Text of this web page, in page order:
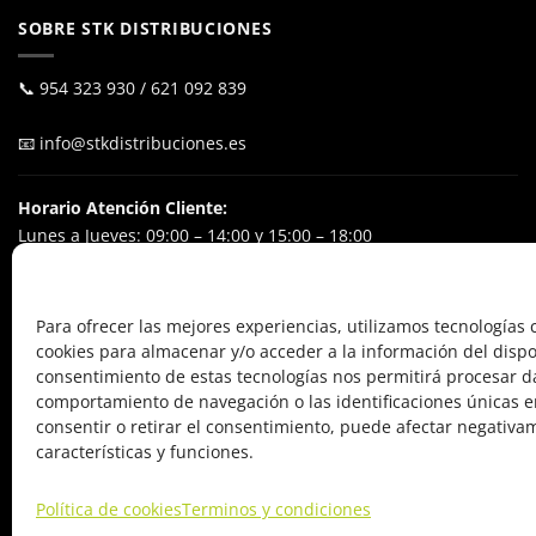
Para ofrecer las mejores experiencias, utilizamos tecnologías
cookies para almacenar y/o acceder a la información del
consentimiento de estas tecnologías nos permitirá procesar
comportamiento de navegación o las identificaciones únicas
consentir o retirar el consentimiento, puede afectar
características y funciones.
Política de cookiesTerminos y condiciones
SOBRE STK DISTRIBUCIONES
📞 954 323 930 / 621 092 839
📧 info@stkdistribuciones.es
Horario Atención Cliente:
Lunes a Jueves: 09:00 – 14:00 y 15:00 – 18:00
POL. IND. El Ejido
Calle Alfareros, 24
41640 Osuna (Sevilla), España